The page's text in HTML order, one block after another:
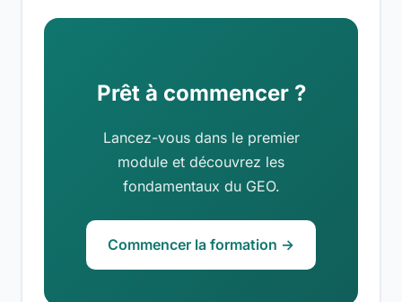
Prêt à commencer ?
Lancez-vous dans le premier
module et découvrez les
fondamentaux du GEO.
Commencer la formation →